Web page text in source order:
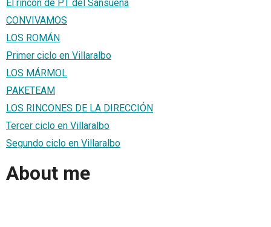
El rincón de PT del Sansueña
CONVIVAMOS
LOS ROMÁN
Primer ciclo en Villaralbo
LOS MÁRMOL
PAKETEAM
LOS RINCONES DE LA DIRECCIÓN
Tercer ciclo en Villaralbo
Segundo ciclo en Villaralbo
About me